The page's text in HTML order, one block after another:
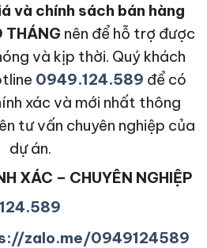
và chính sách bán hàng
THÁNG nên để hỗ trợ được
và kịp thời. Quý khách
0949.124.589 để có
xác và mới nhất thông
tư vấn chuyên nghiệp của
dự án.
XÁC – CHUYÊN NGHIỆP
zalo.me/0949124589